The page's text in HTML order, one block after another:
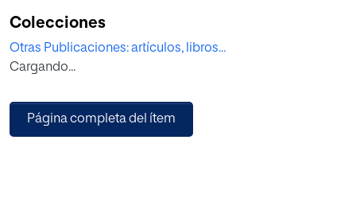
de fecha 13/05/2019. Como tendremos ocasión de
examinar, en dicho pronunciamiento el Tribunal Supremo
confirmó que el maltrato psicológico quedaba englobado
descendientes, al rechazar las alegaciones realizadas por
los hijos desheredados en el testamento de su madre.
Colecciones
Otras Publicaciones: artículos, libros...
Cargando...
Página completa del ítem